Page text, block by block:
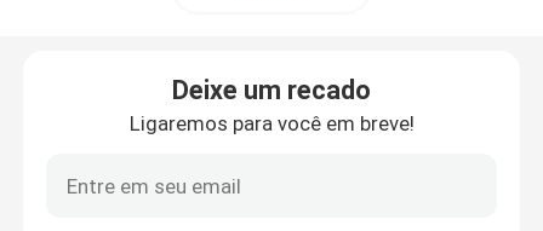
chaves de torque hidráulicas
Deixe um recado
Ligaremos para você em breve!